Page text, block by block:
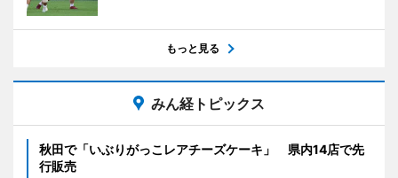
もっと見る
みん経トピックス
秋田で「いぶりがっこレアチーズケーキ」 県内14店で先
行販売